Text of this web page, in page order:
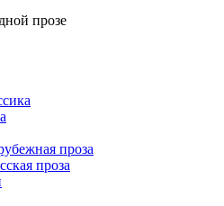
прозе
проза
проза